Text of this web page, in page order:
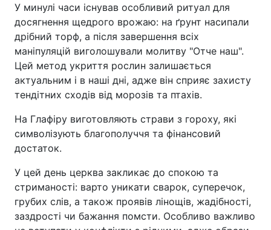
У минулі часи існував особливий ритуал для
досягнення щедрого врожаю: на ґрунт насипали
дрібний торф, а після завершення всіх
маніпуляцій виголошували молитву "Отче наш".
Цей метод укриття рослин залишається
актуальним і в наші дні, адже він сприяє захисту
тендітних сходів від морозів та птахів.
На Глафіру виготовляють страви з гороху, які
символізують благополуччя та фінансовий
достаток.
У цей день церква закликає до спокою та
стриманості: варто уникати сварок, суперечок,
грубих слів, а також проявів лінощів, жадібності,
заздрості чи бажання помсти. Особливо важливо